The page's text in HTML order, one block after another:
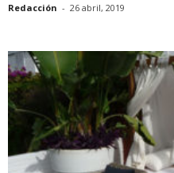
Redacción - 26 abril, 2019